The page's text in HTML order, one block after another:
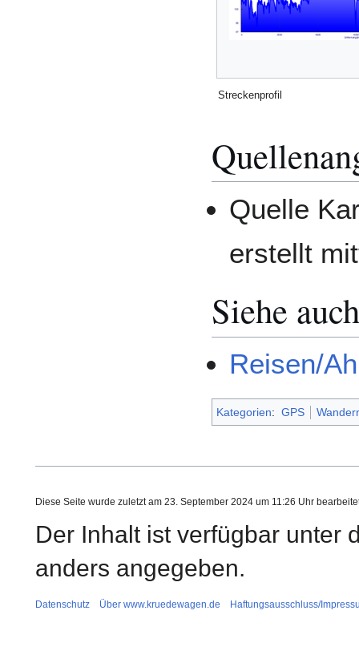
Streckenprofil
Quelle
erstellt
Siehe auch
Reisen/
Kategorien: GPS
Diese Seite wurde zuletzt am 23. September 2024 um 11:26 Uhr
Der Inhalt ist verfügbar unter
anders angegeben.
Datenschutz Über www.kruedewagen.de Haftungsausschluss/